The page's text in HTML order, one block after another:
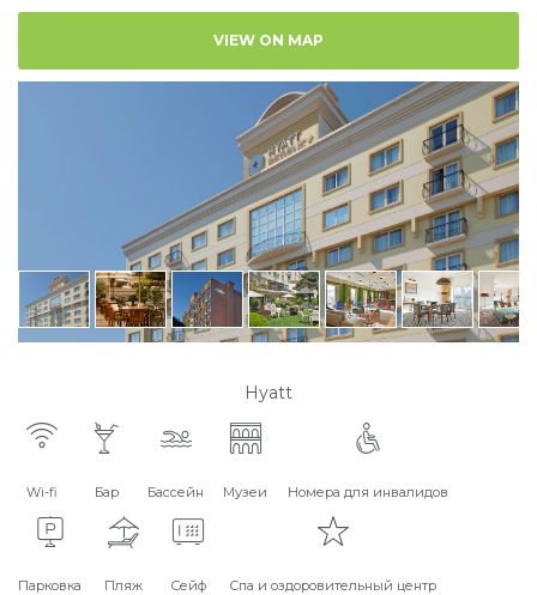
VIEW ON MAP
Hyatt
Wi-fi Бар Бассейн Музеи Номера для инвалидов
Парковка Пляж Сейф Спа и оздоровительный центр